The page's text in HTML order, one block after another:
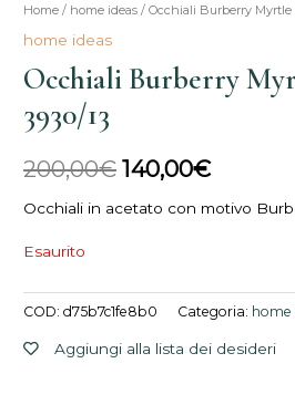
Home / home ideas / Occhiali Burberry Myrtle
home ideas
Occhiali Burberry
3930/13
200,00€
Il
prezzo
200,00€.
140,00€
Il
attuale
Occhiali in acetato con motivo
Esaurito
COD:d75b7c1fe8b0 Categoria: home
Aggiungi alla lista dei desideri